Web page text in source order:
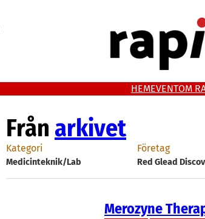
HEMEVENTOM
Från arkivet
Kategori
Medicinteknik/Lab
Företag
Red Glead
Merozyne